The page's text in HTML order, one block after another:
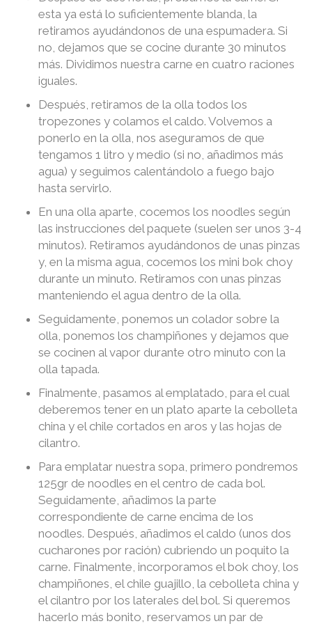
esta ya está lo suficientemente blanda, la
retiramos ayudándonos de una espumadera. Si
no, dejamos que se cocine durante 30 minutos
más. Dividimos nuestra carne en cuatro raciones
iguales.
Después, retiramos de la olla todos los
tropezones y colamos el caldo. Volvemos a
ponerlo en la olla, nos aseguramos de que
tengamos 1 litro y medio (si no, añadimos más
agua) y seguimos calentándolo a fuego bajo
hasta servirlo.
En una olla aparte, cocemos los noodles según
las instrucciones del paquete (suelen ser unos 3-4
minutos). Retiramos ayudándonos de unas pinzas
y, en la misma agua, cocemos los mini bok choy
durante un minuto. Retiramos con unas pinzas
manteniendo el agua dentro de la olla.
Seguidamente, ponemos un colador sobre la
olla, ponemos los champiñones y dejamos que
se cocinen al vapor durante otro minuto con la
olla tapada.
Finalmente, pasamos al emplatado, para el cual
deberemos tener en un plato aparte la cebolleta
china y el chile cortados en aros y las hojas de
cilantro.
Para emplatar nuestra sopa, primero pondremos
125gr de noodles en el centro de cada bol.
Seguidamente, añadimos la parte
correspondiente de carne encima de los
noodles. Después, añadimos el caldo (unos dos
cucharones por ración) cubriendo un poquito la
carne. Finalmente, incorporamos el bok choy, los
champiñones, el chile guajillo, la cebolleta china y
el cilantro por los laterales del bol. Si queremos
hacerlo más bonito, reservamos un par de